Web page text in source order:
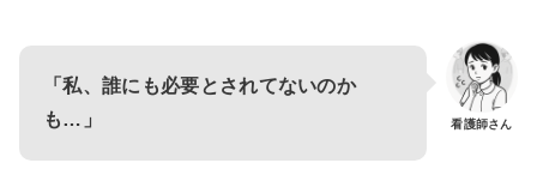
看護師さん
「私、誰にも必要とされてないのか
も…」